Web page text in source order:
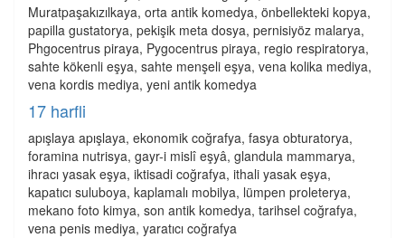
Muratpaşakızılkaya, orta antik komedya, önbellekteki kopya,
papilla gustatorya, pekişik meta dosya, pernisiyöz malarya,
Phgocentrus piraya, Pygocentrus piraya, regio respiratorya,
sahte kökenli eşya, sahte menşeli eşya, vena kolika mediya,
vena kordis mediya, yeni antik komedya
17 harfli
apışlaya apışlaya, ekonomik coğrafya, fasya obturatorya,
foramina nutrisya, gayr-i mislî eşyâ, glandula mammarya,
ihracı yasak eşya, iktisadi coğrafya, ithali yasak eşya,
kapatıcı suluboya, kaplamalı mobilya, lümpen proleterya,
mekano foto kimya, son antik komedya, tarihsel coğrafya,
vena penis mediya, yaratıcı coğrafya